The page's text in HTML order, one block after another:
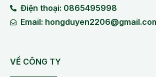
Điện thoại: 0865495998
Email:
VỀ CÔNG TY